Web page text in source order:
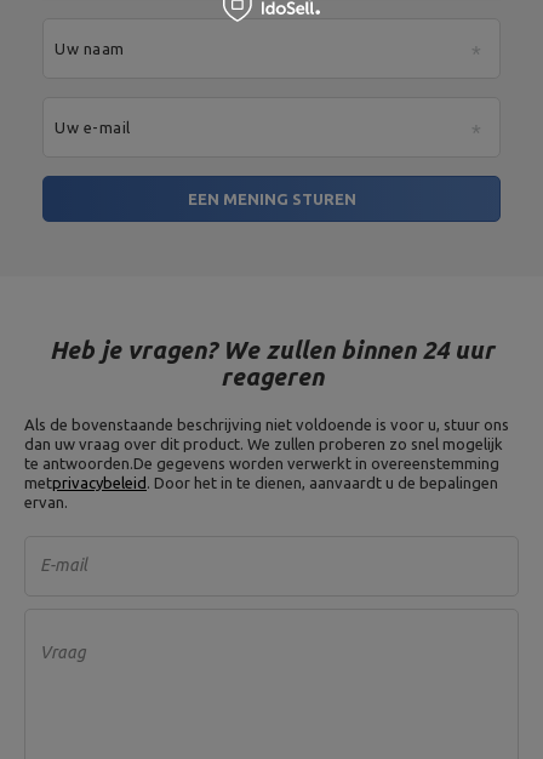
Uw naam
Uw e-mail
EEN MENING STUREN
Heb je vragen? We zullen binnen 24 uur
reageren
Als de bovenstaande beschrijving niet voldoende is voor u, stuur ons
dan uw vraag over dit product. We zullen proberen zo snel mogelijk
te antwoorden.De gegevens worden verwerkt in overeenstemming
metprivacybeleid . Door het in te dienen, aanvaardt u de bepalingen
ervan.
E-mail
Vraag